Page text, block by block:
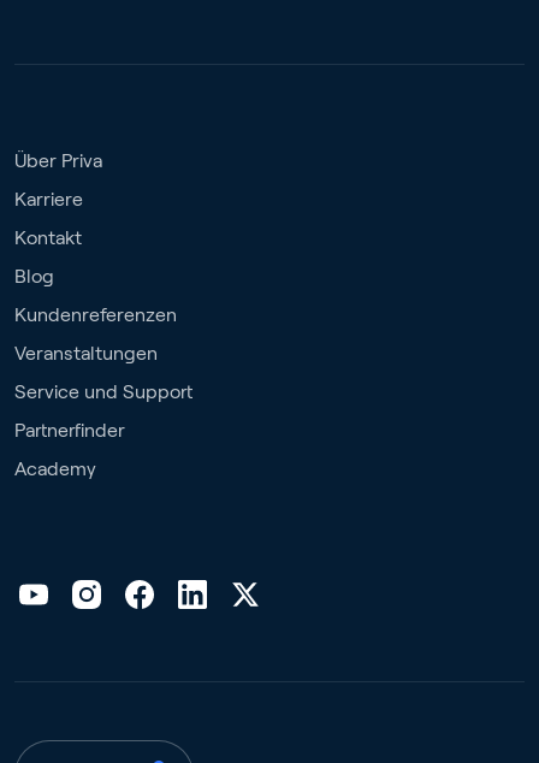
Über Priva
Karriere
Kontakt
Blog
Kundenreferenzen
Veranstaltungen
Service und Support
Partnerfinder
Academy